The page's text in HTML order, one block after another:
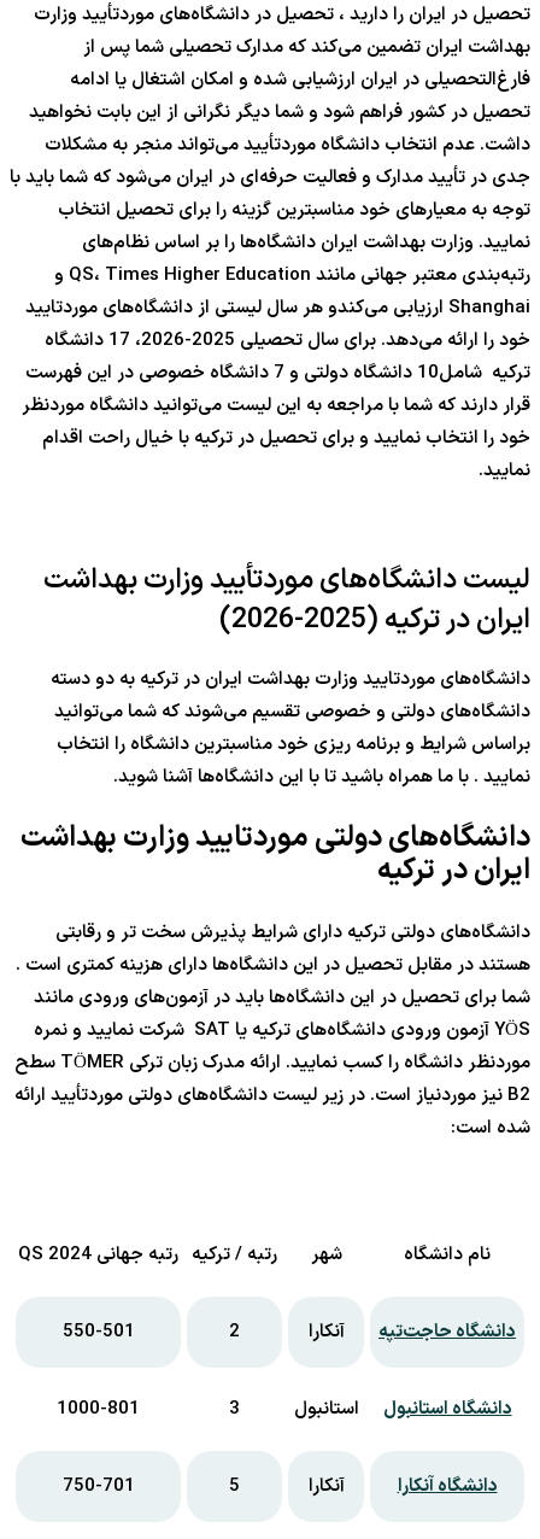
تحصیل در ایران را دارید ، تحصیل در دانشگاه‌های موردتأیید وزارت
بهداشت ایران تضمین می‌کند که مدارک تحصیلی شما پس از
فارغ‌التحصیلی در ایران ارزشیابی شده و امکان اشتغال یا ادامه
تحصیل در کشور فراهم شود و شما دیگر نگرانی از این بابت نخواهید
داشت. عدم انتخاب دانشگاه موردتأیید می‌تواند منجر به مشکلات
جدی در تأیید مدارک و فعالیت حرفه‌ای در ایران می‌شود که شما باید با
توجه به معیارهای خود مناسبترین گزینه را برای تحصیل انتخاب
نمایید. وزارت بهداشت ایران دانشگاه‌ها را بر اساس نظام‌های
رتبه‌بندی معتبر جهانی مانند QS، Times Higher Education و
Shanghai ارزیابی می‌کندو هر سال لیستی از دانشگاه‌های موردتایید
خود را ارائه می‌دهد. برای سال تحصیلی 2025-2026، 17 دانشگاه
ترکیه شامل10 دانشگاه دولتی و 7 دانشگاه خصوصی در این فهرست
قرار دارند که شما با مراجعه به این لیست می‌توانید دانشگاه موردنظر
خود را انتخاب نمایید و برای تحصیل در ترکیه با خیال راحت اقدام
نمایید.
لیست دانشگاه‌های موردتأیید وزارت بهداشت
ایران در ترکیه (2025-2026)
دانشگاه‌های موردتایید وزارت بهداشت ایران در ترکیه به دو دسته
دانشگاه‌های دولتی و خصوصی تقسیم می‌شوند که شما می‌توانید
براساس شرایط و برنامه ریزی خود مناسبترین دانشگاه را انتخاب
نمایید . با ما همراه باشید تا با این دانشگاه‌ها آشنا شوید.
دانشگاه‌های دولتی موردتایید وزارت بهداشت
ایران در ترکیه
دانشگاه‌های دولتی ترکیه دارای شرایط پذیرش سخت تر و رقابتی
هستند در مقابل تحصیل در این دانشگاه‌ها دارای هزینه کمتری است .
شما برای تحصیل در این دانشگاه‌ها باید در آزمون‌های ورودی مانند
YÖS آزمون ورودی دانشگاه‌های ترکیه یا SAT شرکت نمایید و نمره
موردنظر دانشگاه را کسب نمایید. ارائه مدرک زبان ترکی TÖMER سطح
B2 نیز موردنیاز است. در زیر لیست دانشگاه‌های دولتی موردتأیید ارائه
شده است:
نام دانشگاه شهر رتبه / ترکیه رتبه جهانی QS 2024
دانشگاه حاجت‌تپه آنکارا 2
550-501
دانشگاه استانبول استانبول 3
1000-801
دانشگاه آنکارا آنکارا 5
750-701